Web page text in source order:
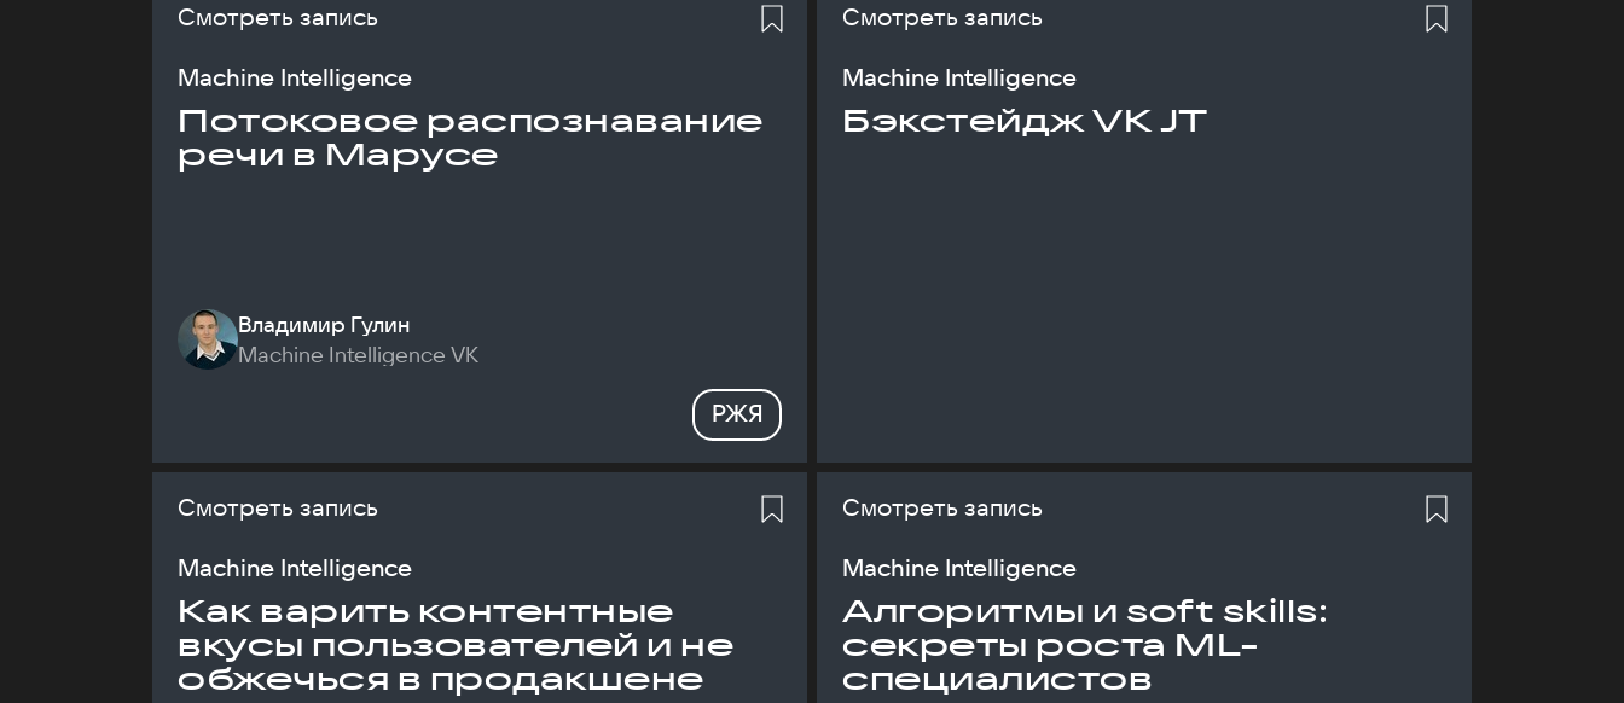
Смотреть запись
Machine Intelligence
Потоковое распознавание
речи в Марусе
Владимир Гулин
Machine Intelligence VK
РЖЯ
Смотреть запись
Machine Intelligence
Бэкстейдж VK JT
Смотреть запись
Machine Intelligence
Как варить контентные
вкусы пользователей и не
обжечься в продакшене
Смотреть запись
Machine Intelligence
Алгоритмы и soft skills:
секреты роста ML-
специалистов